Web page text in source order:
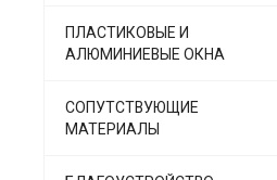
ПЛАСТИКОВЫЕ И
АЛЮМИНИЕВЫЕ ОКНА
СОПУТСТВУЮЩИЕ
МАТЕРИАЛЫ